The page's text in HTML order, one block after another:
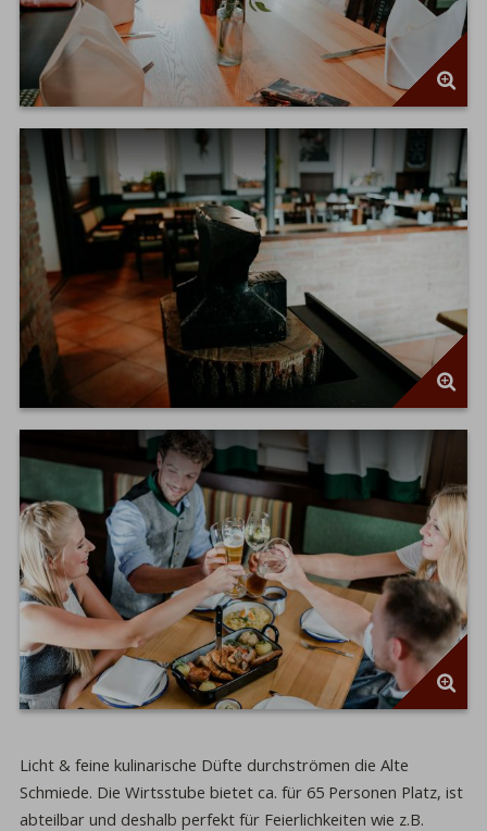
Licht & feine kulinarische Düfte durchströmen die Alte
Schmiede. Die Wirtsstube bietet ca. für 65 Personen Platz, ist
abteilbar und deshalb perfekt für Feierlichkeiten wie z.B.